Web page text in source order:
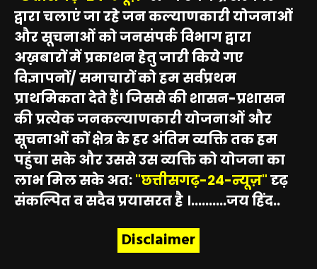
द्वारा चलाएं जा रहे जन कल्याणकारी योजनाओं
और सूचनाओं को जनसंपर्क विभाग द्वारा
अख़बारों में प्रकाशन हेतु जारी किये गए
विज्ञापनों/ समाचारों को हम सर्वप्रथम
प्राथमिकता देते हैं। जिससे की शासन-प्रशासन
की प्रत्येक जनकल्याणकारी योजनाओं और
सूचनाओं कों क्षेत्र के हर अंतिम व्यक्ति तक हम
पहुंचा सके और उससे उस व्यक्ति को योजना का
लाभ मिल सके अत:"छत्तीसगढ़-24-न्यूज़"दृढ़
संकल्पित व सदैव प्रयासरत है ।..........जय हिंद..
Disclaimer